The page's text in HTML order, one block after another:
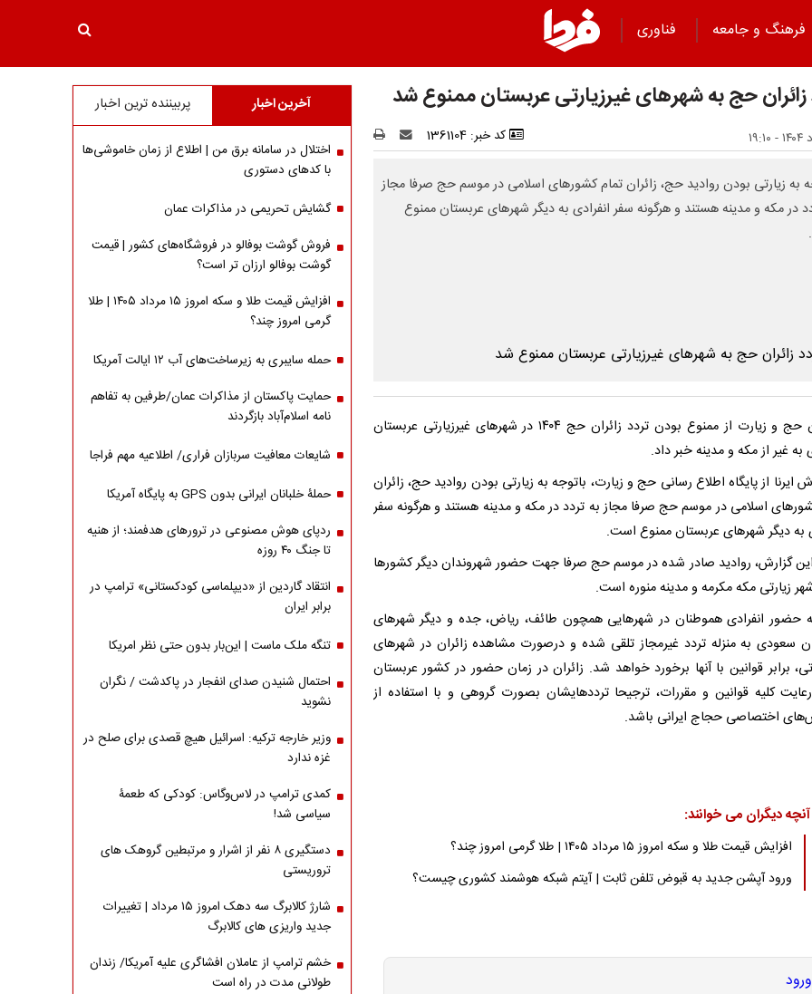
فرهنگ و جامعه فناوری
زائران حج به شهرهای غیرزیارتی عربستان ممنوع شد
کد خبر: 1361104
به زیارتی بودن روادید حج، زائران تمام کشورهای اسلامی در موسم حج صرفا مجاز
در مکه و مدینه هستند و هرگونه سفر انفرادی به دیگر شهرهای عربستان ممنوع
سازمان حج و زیارت از ممنوع بودن تردد زائران حج ۱۴۰۴ در شهرهای غیرزیارتی عربستان
غیر از مکه و مدینه خبر داد.
ایرنا از پایگاه اطلاع رسانی حج و زیارت، باتوجه به زیارتی بودن روادید حج، زائران
اسلامی در موسم حج صرفا مجاز به تردد در مکه و مدینه هستند و هرگونه سفر
به دیگر شهرهای عربستان ممنوع است.
این گزارش، روادید صادر شده در موسم حج صرفا جهت حضور شهروندان دیگر کشورها
زیارتی مکه مکرمه و مدینه‌ منوره است.
حضور انفرادی هموطنان در شهرهایی همچون طائف، ریاض، جده و دیگر شهرهای
سعودی به منزله تردد غیرمجاز تلقی شده و درصورت مشاهده زائران در شهرهای
برابر قوانین با آنها برخورد خواهد شد. زائران در زمان حضور در کشور عربستان
کلیه قوانین و مقررات، ترجیحا ترددهایشان بصورت گروهی و با استفاده از
اختصاصی حجاج ایرانی باشد.
آنچه دیگران می خوانند:
افزایش قیمت طلا و سکه امروز ۱۵ مرداد ۱۴۰۵ | طلا گرمی امروز چند؟
ورود آپشن جدید به قبوض تلفن ثابت | آیتم شبکه هوشمند کشوری چیست؟
آخرین اخبار پربیننده ترین اخبار
اختلال در سامانه برق من | اطلاع از زمان خاموشی‌ها
با کدهای دستوری
گشایش تحریمی در مذاکرات عمان
فروش گوشت بوفالو در فروشگاه‌های کشور | قیمت
گوشت بوفالو ارزان تر است؟
افزایش قیمت طلا و سکه امروز ۱۵ مرداد ۱۴۰۵ | طلا
گرمی امروز چند؟
حمله سایبری به زیرساخت‌های آب ۱۲ ایالت آمریکا
حمایت پاکستان از مذاکرات عمان/طرفین به تفاهم
نامه اسلام‌آباد بازگردند
شایعات معافیت سربازان فراری/ اطلاعیه مهم فراجا
حملۀ خلبانان ایرانی بدون GPS به پایگاه آمریکا
ردپای هوش مصنوعی در ترورهای هدفمند؛ از هنیه
تا جنگ ۴۰ روزه
انتقاد گاردین از «دیپلماسی کودکستانی» ترامپ در
برابر ایران
تنگه ملک ماست | این‌بار بدون حتی نظر امریکا
احتمال شنیدن صدای انفجار در پاکدشت / نگران
نشوید
وزیر خارجه ترکیه: اسرائیل هیچ قصدی برای صلح در
غزه ندارد
کمدی ترامپ در لاس‌وگاس: کودکی که طعمۀ
سیاسی شد!
دستگیری ۸ نفر از اشرار و مرتبطین گروهک های
تروریستی
شارژ کالابرگ سه دهک امروز ۱۵ مرداد | تغییرات
جدید واریزی های کالابرگ
خشم ترامپ از عاملان افشاگری‌ علیه آمریکا/ زندان
طولانی مدت در راه است